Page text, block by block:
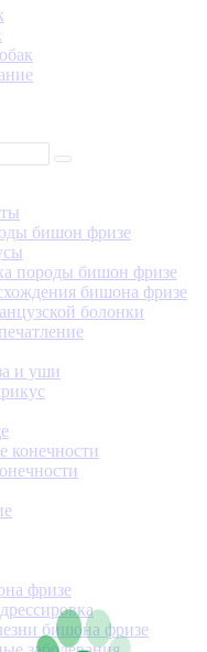
бишон фризе
породы бишон фризе
бишона фризе
болонки
и уши
конечности
фризе
бишона фризе